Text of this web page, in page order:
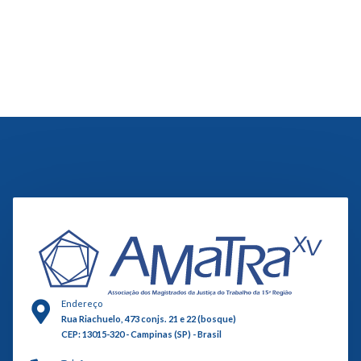
Endereço
Rua Riachuelo, 473 conjs. 21 e 22 (bosque)
CEP: 13015-320 - Campinas (SP) - Brasil